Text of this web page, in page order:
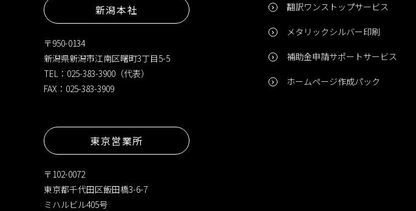
新潟本社
〒950-0134
新潟県新潟市江南区曙町3丁目5-5
TEL：025-383-3900（代表）
FAX：025-383-3909
東京営業所
〒102-0072
東京都千代田区飯田橋3-6-7
ミハルビル405号
翻訳ワンストップサービス
メタリックシルバー印刷
補助金申請サポートサービス
ホームページ作成パック